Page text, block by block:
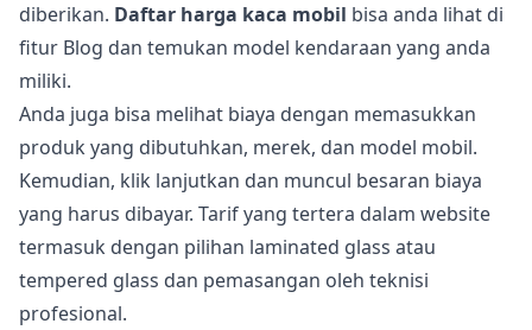
diberikan. Daftar harga kaca mobil bisa anda lihat di
fitur Blog dan temukan model kendaraan yang anda
miliki.
Anda juga bisa melihat biaya dengan memasukkan
produk yang dibutuhkan, merek, dan model mobil.
Kemudian, klik lanjutkan dan muncul besaran biaya
yang harus dibayar. Tarif yang tertera dalam website
termasuk dengan pilihan laminated glass atau
tempered glass dan pemasangan oleh teknisi
profesional.